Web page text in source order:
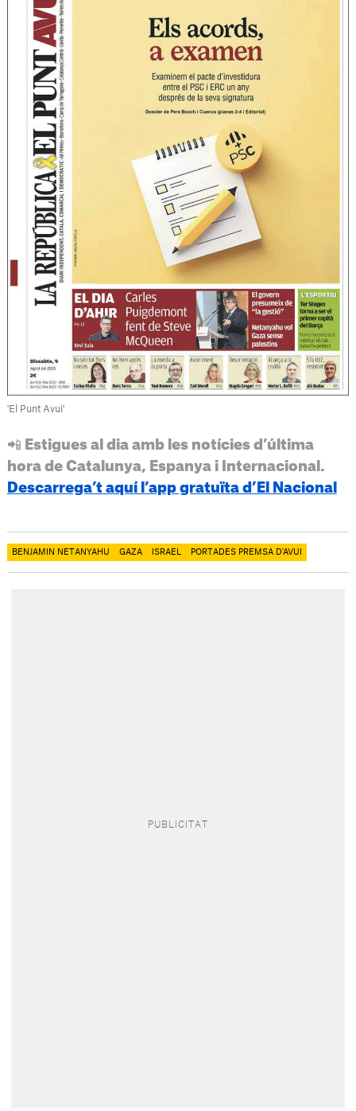
'El Punt Avui'
📲 Estigues al dia amb les notícies d’última
hora de Catalunya, Espanya i Internacional.
Descarrega’t aquí l’app gratuïta d’El Nacional
BENJAMIN NETANYAHU GAZA ISRAEL PORTADES PREMSA D'AVUI